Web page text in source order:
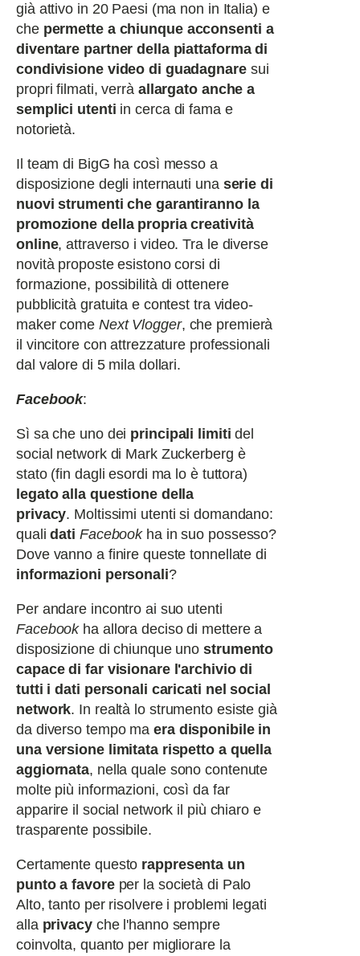
già attivo in 20 Paesi (ma non in Italia) e
che permette a chiunque acconsenti a
diventare partner della piattaforma di
condivisione video di guadagnaresui
propri filmati, verrà allargato anche a
semplici utenti in cerca di fama e
notorietà.
Il team di BigG ha così messo a
disposizione degli internauti una serie di
nuovi strumenti che garantiranno la
promozione della propria creatività
online, attraverso i video. Tra le diverse
novità proposte esistono corsi di
formazione, possibilità di ottenere
pubblicità gratuita e contest tra video-
maker come Next Vlogger, che premierà
il vincitore con attrezzature professionali
dal valore di 5 mila dollari.
Facebook:
Sì sa che uno dei principali limiti del
social network di Mark Zuckerberg è
stato (fin dagli esordi ma lo è tuttora)
legato alla questione della
privacy. Moltissimi utenti si domandano:
qualidati Facebookha in suo possesso?
Dove vanno a finire queste tonnellate di
informazioni personali?
Per andare incontro ai suo utenti
Facebookha allora deciso di mettere a
disposizione di chiunque uno strumento
capace di far visionare l'archivio di
tutti i dati personali caricati nel social
network. In realtà lo strumento esiste già
da diverso tempo ma era disponibile in
una versione limitata rispetto a quella
aggiornata, nella quale sono contenute
molte più informazioni, così da far
apparire il social network il più chiaro e
trasparente possibile.
Certamente questo rappresenta un
punto a favoreper la società di Palo
Alto, tanto per risolvere i problemi legati
alla privacyche l'hanno sempre
coinvolta, quanto per migliorare la